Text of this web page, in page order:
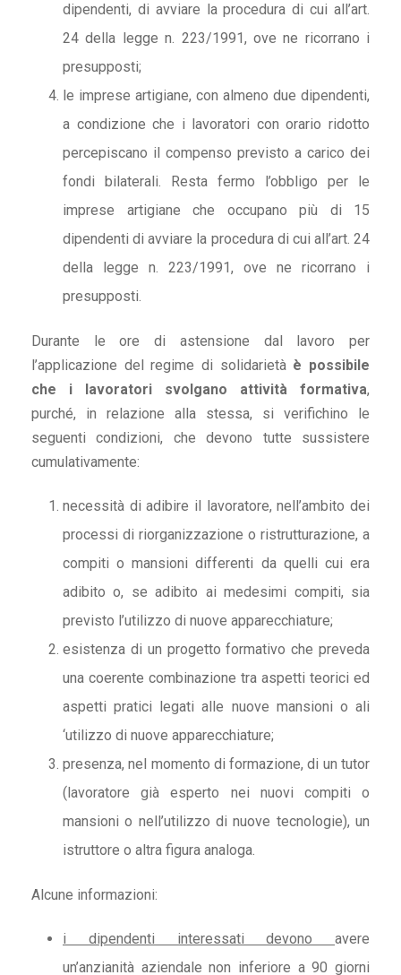
dipendenti, di avviare la procedura di cui all’art.
24 della legge n. 223/1991, ove ne ricorrano i
presupposti;
le imprese artigiane, con almeno due dipendenti,
a condizione che i lavoratori con orario ridotto
percepiscano il compenso previsto a carico dei
fondi bilaterali. Resta fermo l’obbligo per le
imprese artigiane che occupano più di 15
dipendenti di avviare la procedura di cui all’art. 24
della legge n. 223/1991, ove ne ricorrano i
presupposti.
Durante le ore di astensione dal lavoro per
l’applicazione del regime di solidarietà è possibile
che i lavoratori svolgano attività formativa,
purché, in relazione alla stessa, si verifichino le
seguenti condizioni, che devono tutte sussistere
cumulativamente:
necessità di adibire il lavoratore, nell’ambito dei
processi di riorganizzazione o ristrutturazione, a
compiti o mansioni differenti da quelli cui era
adibito o, se adibito ai medesimi compiti, sia
previsto l’utilizzo di nuove apparecchiature;
esistenza di un progetto formativo che preveda
una coerente combinazione tra aspetti teorici ed
aspetti pratici legati alle nuove mansioni o ali
‘utilizzo di nuove apparecchiature;
presenza, nel momento di formazione, di un tutor
(lavoratore già esperto nei nuovi compiti o
mansioni o nell’utilizzo di nuove tecnologie), un
istruttore o altra figura analoga.
Alcune informazioni:
i dipendenti interessati devono avere
un’anzianità aziendale non inferiore a 90 giorni